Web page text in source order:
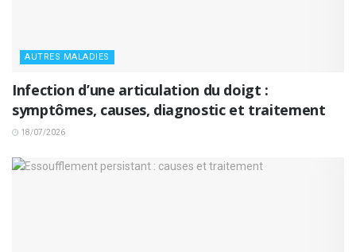
AUTRES MALADIES
Infection d’une articulation du doigt :
symptômes, causes, diagnostic et traitement
18/07/2026